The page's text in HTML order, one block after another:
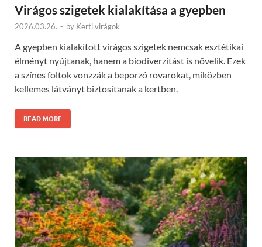
Virágos szigetek kialakítása a gyepben
2026.03.26. - by Kerti virágok
A gyepben kialakított virágos szigetek nemcsak esztétikai
élményt nyújtanak, hanem a biodiverzitást is növelik. Ezek
a színes foltok vonzzák a beporzó rovarokat, miközben
kellemes látványt biztosítanak a kertben.
READ MORE